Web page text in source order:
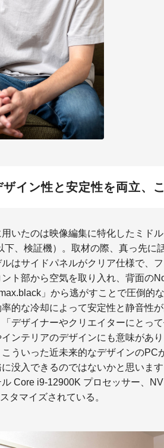
ザイン性と安定性を両立、
いたのは映像編集に特化したミド
下、検証機）。取材の際、真っ先に
はサイドパネルがクリア仕様で、
ト部から空気を取り入れ、背面の
」から逃がすことで圧倒的
的な冷却によって安定性と静音性
「デザイナーやクリエイターにとっ
インテリアのデザインにも意味があ
ういった近未来的なデザインのPC
没入できるのではないかと思いま
Core i9-12900K プロセッサー、
タマイズされている。